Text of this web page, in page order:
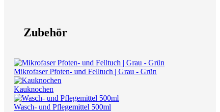
Zubehör
Mikrofaser Pfoten- und Felltuch | Grau - Grün
Kauknochen
Wasch- und Pflegemittel 500ml